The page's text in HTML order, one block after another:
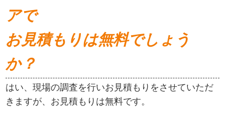
アで
お見積もりは無料でしょう
か？
はい、現場の調査を行いお見積もりをさせていただ
きますが、お見積もりは無料です。